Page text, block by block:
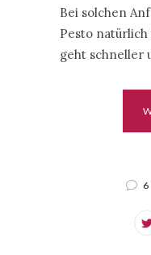
Bei solchen
Pesto natürlich
geht schneller